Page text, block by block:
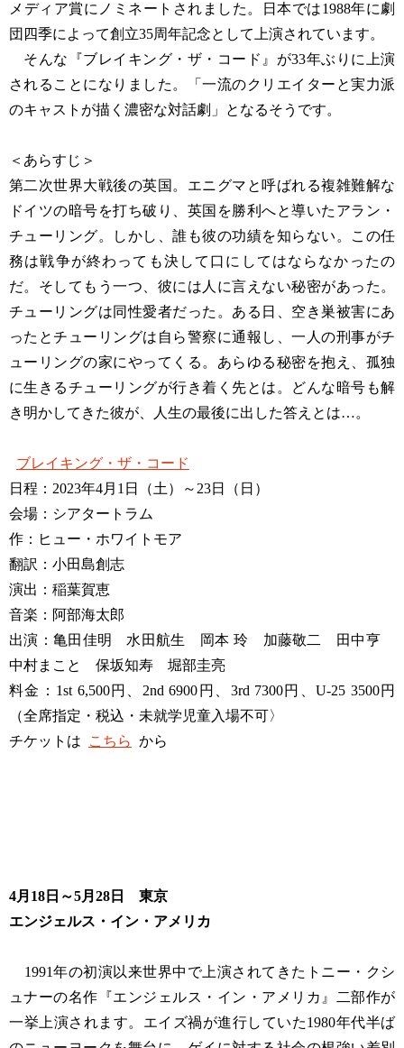
メディア賞にノミネートされました。日本では1988年に劇
団四季によって創立35周年記念として上演されています。
そんな『ブレイキング・ザ・コード』が33年ぶりに上演
されることになりました。「一流のクリエイターと実力派
のキャストが描く濃密な対話劇」となるそうです。
＜あらすじ＞
第二次世界大戦後の英国。エニグマと呼ばれる複雑難解な
ドイツの暗号を打ち破り、英国を勝利へと導いたアラン・
チューリング。しかし、誰も彼の功績を知らない。この任
務は戦争が終わっても決して口にしてはならなかったの
だ。そしてもう一つ、彼には人に言えない秘密があった。
チューリングは同性愛者だった。ある日、空き巣被害にあ
ったとチューリングは自ら警察に通報し、一人の刑事がチ
ューリングの家にやってくる。あらゆる秘密を抱え、孤独
に生きるチューリングが行き着く先とは。どんな暗号も解
き明かしてきた彼が、人生の最後に出した答えとは…。
ブレイキング・ザ・コード
日程：2023年4月1日（土）～23日（日）
会場：シアタートラム
作：ヒュー・ホワイトモア
翻訳：小田島創志
演出：稲葉賀恵
音楽：阿部海太郎
出演：亀田佳明 水田航生 岡本 玲 加藤敬二 田中亨
中村まこと 保坂知寿 堀部圭亮
料金：1st 6,500円、2nd 6900円、3rd 7300円、U-25 3500円
（全席指定・税込・未就学児童入場不可〉
チケットは
こちら から
4月18日～5月28日 東京
エンジェルス・イン・アメリカ
1991年の初演以来世界中で上演されてきたトニー・クシ
ュナーの名作『エンジェルス・イン・アメリカ』二部作が
一挙上演されます。エイズ禍が進行していた1980年代半ば